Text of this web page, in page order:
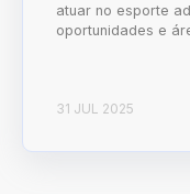
atuar no esporte
oportunidades e
31 JUL 2025